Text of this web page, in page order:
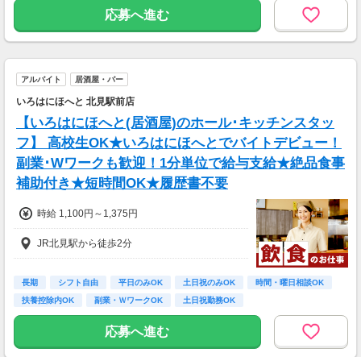
応募へ進む
アルバイト 居酒屋・バー
いろはにほへと 北見駅前店
【いろはにほへと(居酒屋)のホール･キッチンスタッ
フ】 高校生OK★いろはにほへとでバイトデビュー！
副業･Wワークも歓迎！1分単位で給与支給★絶品食事
補助付き★短時間OK★履歴書不要
時給 1,100円～1,375円
JR北見駅から徒歩2分
長期 シフト自由 平日のみOK 土日祝のみOK
時間・曜日相談OK
扶養控除内OK
副業・ＷワークOK
土日祝勤務OK
シフト1～2週間毎提出
応募へ進む